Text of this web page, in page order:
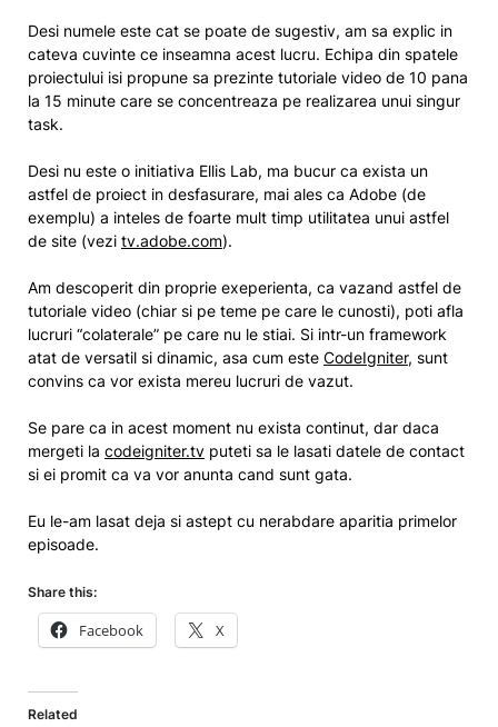
Desi numele este cat se poate de sugestiv, am sa explic in
cateva cuvinte ce inseamna acest lucru. Echipa din spatele
proiectului isi propune sa prezinte tutoriale video de 10 pana
la 15 minute care se concentreaza pe realizarea unui singur
task.
Desi nu este o initiativa Ellis Lab, ma bucur ca exista un
astfel de proiect in desfasurare, mai ales ca Adobe (de
exemplu) a inteles de foarte mult timp utilitatea unui astfel
de site (vezi tv.adobe.com).
Am descoperit din proprie exeperienta, ca vazand astfel de
tutoriale video (chiar si pe teme pe care le cunosti), poti afla
lucruri “colaterale” pe care nu le stiai. Si intr-un framework
atat de versatil si dinamic, asa cum este CodeIgniter, sunt
convins ca vor exista mereu lucruri de vazut.
Se pare ca in acest moment nu exista continut, dar daca
mergeti la codeigniter.tv puteti sa le lasati datele de contact
si ei promit ca va vor anunta cand sunt gata.
Eu le-am lasat deja si astept cu nerabdare aparitia primelor
episoade.
Share this:
Facebook X
Related